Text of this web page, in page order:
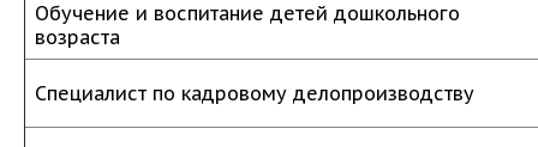
Обучение и воспитание детей дошкольного
возраста
Специалист по кадровому делопроизводству